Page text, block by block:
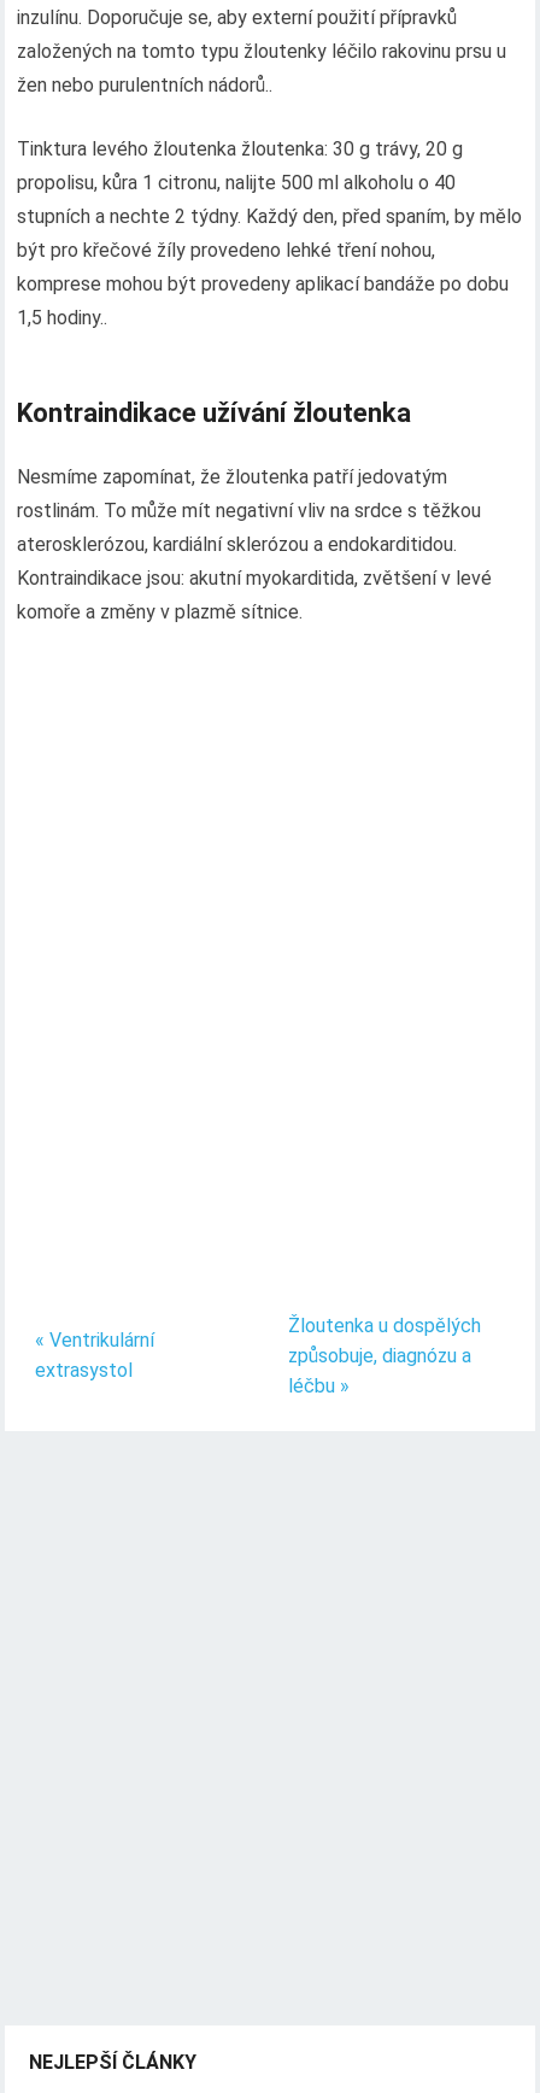
inzulínu. Doporučuje se, aby externí použití přípravků
založených na tomto typu žloutenky léčilo rakovinu prsu u
žen nebo purulentních nádorů..
Tinktura levého žloutenka žloutenka: 30 g trávy, 20 g
propolisu, kůra 1 citronu, nalijte 500 ml alkoholu o 40
stupních a nechte 2 týdny. Každý den, před spaním, by mělo
být pro křečové žíly provedeno lehké tření nohou,
komprese mohou být provedeny aplikací bandáže po dobu
1,5 hodiny..
Kontraindikace užívání žloutenka
Nesmíme zapomínat, že žloutenka patří jedovatým
rostlinám. To může mít negativní vliv na srdce s těžkou
aterosklerózou, kardiální sklerózou a endokarditidou.
Kontraindikace jsou: akutní myokarditida, zvětšení v levé
komoře a změny v plazmě sítnice.
« Ventrikulární
extrasystol
Žloutenka u dospělých
způsobuje, diagnózu a
léčbu »
NEJLEPŠÍ ČLÁNKY